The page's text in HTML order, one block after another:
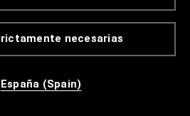
necesarias
España (Spain)